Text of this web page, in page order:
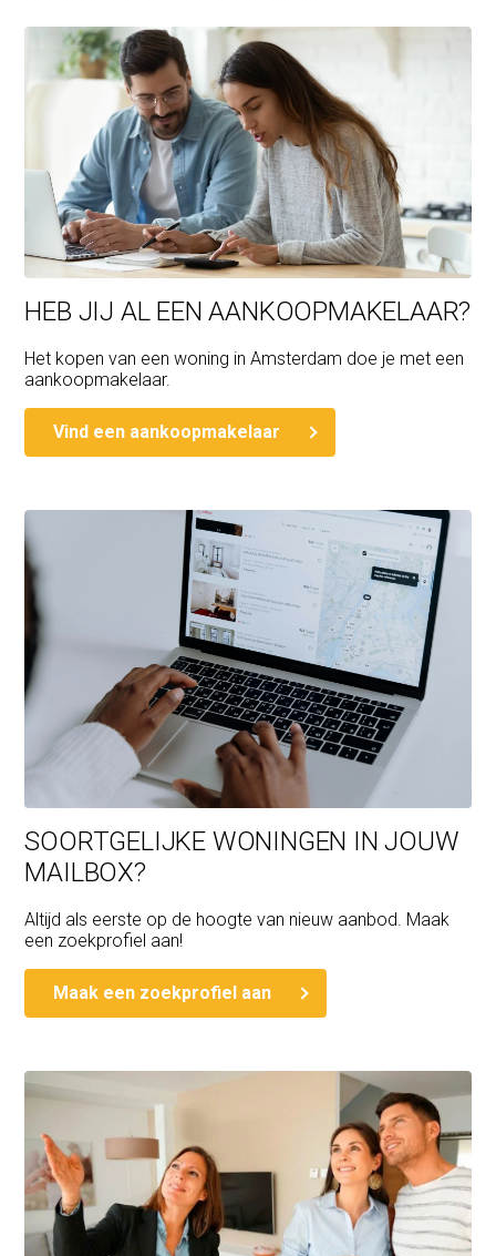
HEB JIJ AL EEN AANKOOPMAKELAAR?
Het kopen van een woning in Amsterdam doe je met een
aankoopmakelaar.
Vind een aankoopmakelaar
SOORTGELIJKE WONINGEN IN JOUW
MAILBOX?
Altijd als eerste op de hoogte van nieuw aanbod. Maak
een zoekprofiel aan!
Maak een zoekprofiel aan